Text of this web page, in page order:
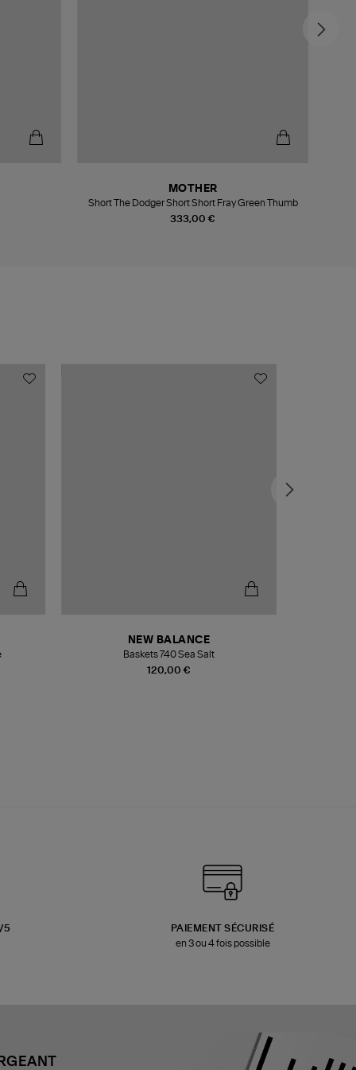
333,00 €
MOTHER
Short The Dodger Short Short Fray Green Thumb
120,00 €
NEW BALANCE
Baskets 740 Sea Salt
5
PAIEMENT SÉCURISÉ
en 3 ou 4 fois possible